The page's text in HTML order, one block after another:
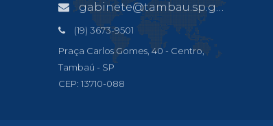
gabinete@tambau.sp.gov.br
(19) 3673-9501
Praça Carlos Gomes, 40 - Centro,
Tambaú - SP
CEP: 13710-088